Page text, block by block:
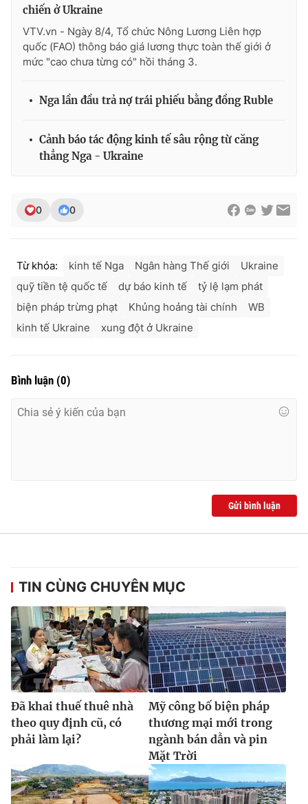
Ðiện thoại Thời báo VTV:
Email: toasoan@vtv.vn
Liên hệ quảng cáo:024-7300.7108
thông tin từ website này.
chiến ở Ukraine
VTV.vn - Ngày 8/4, Tổ chức Nông Lương Liên hợp
quốc (FAO) thông báo giá lương thực toàn thế giới ở
mức "cao chưa từng có" hồi tháng 3.
Nga lần đầu trả nợ trái phiếu bằng đồng Ruble
Cảnh báo tác động kinh tế sâu rộng từ căng
thẳng Nga - Ukraine
0 0
Từ khóa: kinh tế Nga Ngân hàng Thế giới
Ukraine
quỹ tiền tệ quốc tế
dự báo kinh tế
tỷ lệ lạm phát
biện pháp trừng phạt
Khủng hoảng tài chính
WB
kinh tế Ukraine
xung đột ở Ukraine
Bình luận (0)
Gửi bình luận
TIN CÙNG CHUYÊN MỤC
Đã khai thuế thuê nhà
theo quy định cũ, có
phải làm lại?
Mỹ công bố biện pháp
thương mại mới trong
ngành bán dẫn và pin
Mặt Trời